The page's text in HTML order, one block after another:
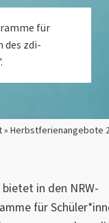
» Herbstferienangebote
für
des zdi-
in den NRW-
für